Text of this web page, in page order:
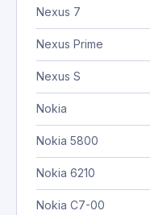
Nexus 7
Nexus Prime
Nexus S
Nokia
Nokia 5800
Nokia 6210
Nokia C7-00